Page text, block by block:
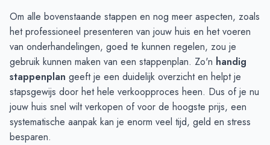
Juni
3 5
Om alle bovenstaande stappen en nog meer aspecten, zoals
het professioneel presenteren van jouw huis en het voeren
van onderhandelingen, goed te kunnen regelen, zou je
gebruik kunnen maken van een stappenplan. Zo'n handig
stappenplan geeft je een duidelijk overzicht en helpt je
stapsgewijs door het hele verkoopproces heen. Dus of je nu
jouw huis snel wilt verkopen of voor de hoogste prijs, een
systematische aanpak kan je enorm veel tijd, geld en stress
besparen.